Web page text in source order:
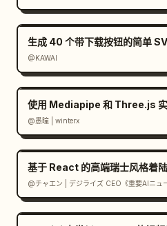
生成 40 个带下载按钮的简单
@KAWAI
使用 Mediapipe 和 Three.js
@愚瞳 | winterx
基于 React 的高端瑞士风格着
@チャエン | デジライズ CEO《重要AIニュ